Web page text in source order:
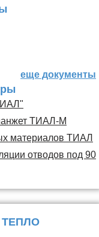
еще документы
ТИАЛ-М
материалов ТИАЛ
отводов под 90
ТЕПЛО